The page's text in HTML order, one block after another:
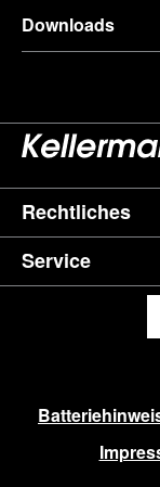
Downloads
Rechtliches
Service